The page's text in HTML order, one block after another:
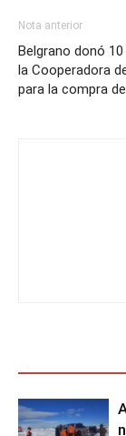
Nota anterior
Belgrano donó
la Cooperadora
para la compra